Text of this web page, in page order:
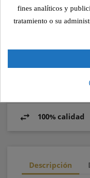
Compartir
Recogida
100% calidad
Descripción
fines analíticos y
tratamiento o su